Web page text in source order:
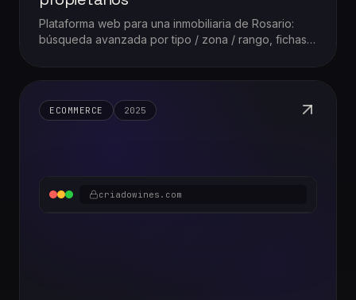
Plataforma web para una inmobiliaria de Rosario:
búsqueda avanzada por tipo / zona / rango, fichas
criadowines.com
ECOMMERCE 2025